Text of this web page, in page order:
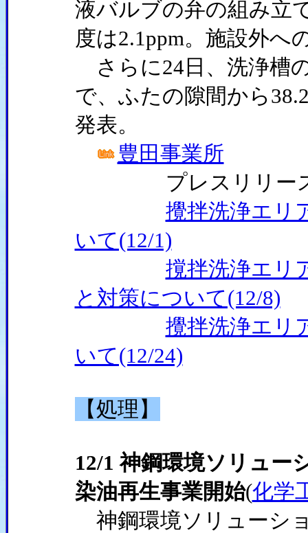
液バルブの弁の組み立
度は2.1ppm。施設外へ
さらに24日、洗浄槽
で、ふたの隙間から
発表。
豊田事業所
プレスリリー
攪拌洗浄エリ
いて(12/1)
撹拌洗浄エリ
と対策について(12/8)
攪拌洗浄エリ
いて(12/24)
【処理】
12/1 神鋼環境ソリュー
染油再生事業開始(化学
神鋼環境ソリューシ